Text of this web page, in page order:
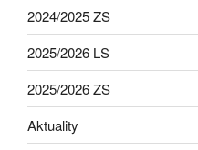
2024/2025 ZS
2025/2026 LS
2025/2026 ZS
Aktuality